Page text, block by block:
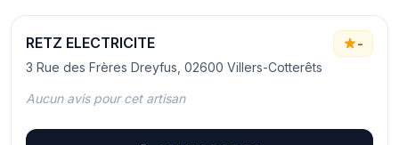
RETZ ELECTRICITE
3 Rue des Frères Dreyfus, 02600 Villers-Cotterêts
-
Aucun avis pour cet artisan